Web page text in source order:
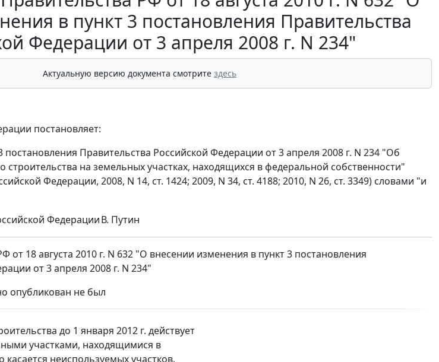
в пункт 3 постановления Правительства
Федерации от 3 апреля 2008 г. N 234"
Актуальную версию документа смотрите здесь
постановляет:
Правительства Российской Федерации от 3 апреля 2008 г. N 234 "Об
на земельных участках, находящихся в федеральной собственности"
Федерации, 2008, N 14, ст. 1424; 2009, N 34, ст. 4188; 2010, N 26, ст. 3349) словами "и
ФедерацииВ. Путин
от 18 августа 2010 г. N 632 "О внесении изменения в пункт 3 постановления
от 3 апреля 2008 г. N 234"
опубликован не был
до 1 января 2012 г. действует
участками, находящимися в
неиспользуемых участков,